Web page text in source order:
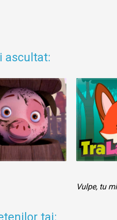
ascultat:
Vulpe, tu
tai: